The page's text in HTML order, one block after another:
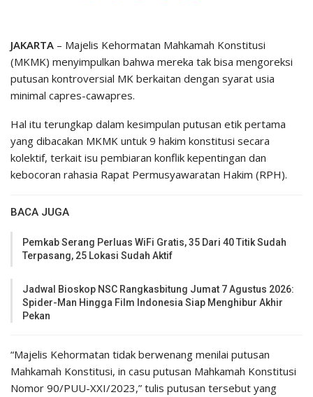
JAKARTA – Majelis Kehormatan Mahkamah Konstitusi
(MKMK) menyimpulkan bahwa mereka tak bisa mengoreksi
putusan kontroversial MK berkaitan dengan syarat usia
minimal capres-cawapres.
Hal itu terungkap dalam kesimpulan putusan etik pertama
yang dibacakan MKMK untuk 9 hakim konstitusi secara
kolektif, terkait isu pembiaran konflik kepentingan dan
kebocoran rahasia Rapat Permusyawaratan Hakim (RPH).
BACA JUGA
Pemkab Serang Perluas WiFi Gratis, 35 Dari 40 Titik Sudah
Terpasang, 25 Lokasi Sudah Aktif
Jadwal Bioskop NSC Rangkasbitung Jumat 7 Agustus 2026:
Spider-Man Hingga Film Indonesia Siap Menghibur Akhir
Pekan
“Majelis Kehormatan tidak berwenang menilai putusan
Mahkamah Konstitusi, in casu putusan Mahkamah Konstitusi
Nomor 90/PUU-XXI/2023,” tulis putusan tersebut yang